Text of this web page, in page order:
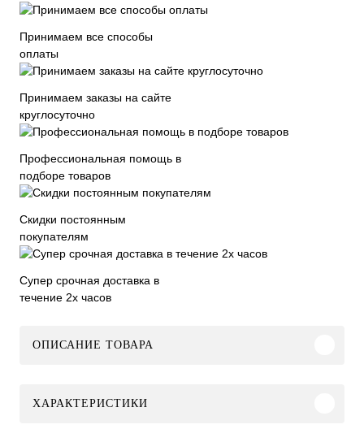
Принимаем все способы
оплаты
Принимаем заказы на сайте
круглосуточно
Профессиональная помощь в
подборе товаров
Скидки постоянным
покупателям
Супер срочная доставка в
течение 2х часов
ОПИСАНИЕ ТОВАРА
ХАРАКТЕРИСТИКИ